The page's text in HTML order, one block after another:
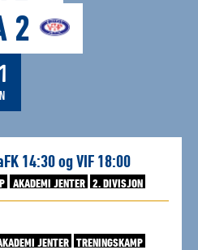
2
14:30 og VIF 18:00
AKADEMI JENTER 2. DIVISJON
JENTER TRENINGSKAMP